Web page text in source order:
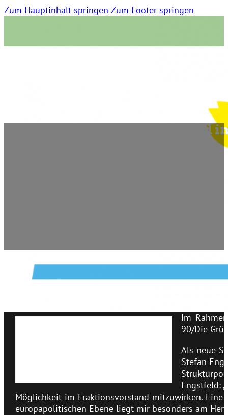
Zum Hauptinhalt springen Zum Footer springen
Düsseldorfer Stefan
Im
90/Die
Als neue
Stefan
Engstfeld:
Möglichkeit im Fraktionsvorstand mitzuwirken.
europapolitischen Ebene liegt mir besonders am